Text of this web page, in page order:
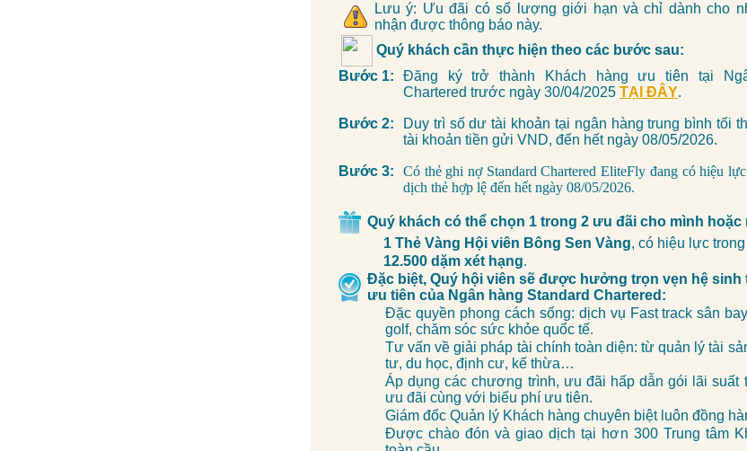
Lưu ý: Ưu đãi có số lượng giới hạn và chỉ dành cho
nhận được thông báo này.
Quý khách cần thực hiện theo các bước sau:
Bước 1:
Đăng ký trở thành Khách hàng ưu tiên tại
Chartered trước ngày 30/04/2025 TẠI ĐÂY.
Bước 2:
Duy trì số dư tài khoản tại ngân hàng trung bình tối
tài khoản tiền gửi VND, đến hết ngày 08/05/2026.
Bước 3:
Có thẻ ghi nợ Standard Chartered EliteFly đang có hiệu
dịch thẻ hợp lệ đến hết ngày 08/05/2026.
Quý khách có thể chọn 1 trong 2 ưu đãi cho mình
1 Thẻ Vàng Hội viên Bông Sen Vàng, có hiệu lực
12.500 dặm xét hạng.
Đặc biệt, Quý hội viên sẽ được hưởng trọn vẹn hệ sinh
ưu tiên của Ngân hàng Standard Chartered:
Đặc quyền phong cách sống: dịch vụ Fast track sân
golf, chăm sóc sức khỏe quốc tế.
Tư vấn về giải pháp tài chính toàn diện: từ quản lý tài
tư, du học, định cư, kế thừa…
Áp dụng các chương trình, ưu đãi hấp dẫn gói lãi suất
ưu đãi cùng với biểu phí ưu tiên.
Giám đốc Quản lý Khách hàng chuyên biệt luôn đồng
Được chào đón và giao dịch tại hơn 300 Trung tâm